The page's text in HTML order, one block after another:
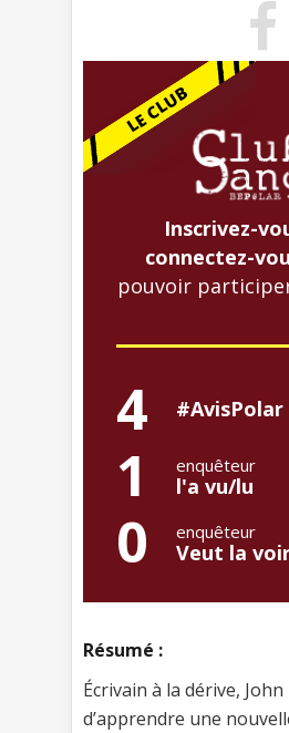
Inscrivez-
connectez-
pouvoir
4 #AvisPolar
1 enquêteur
l'a vu/lu
0 enquêteur
Veut la
Résumé :
Écrivain à la dérive,
d’apprendre une